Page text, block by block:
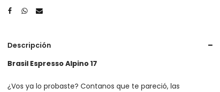
Descripción
Brasil Espresso Alpino 17
¿Vos ya lo probaste? Contanos que te pareció, las